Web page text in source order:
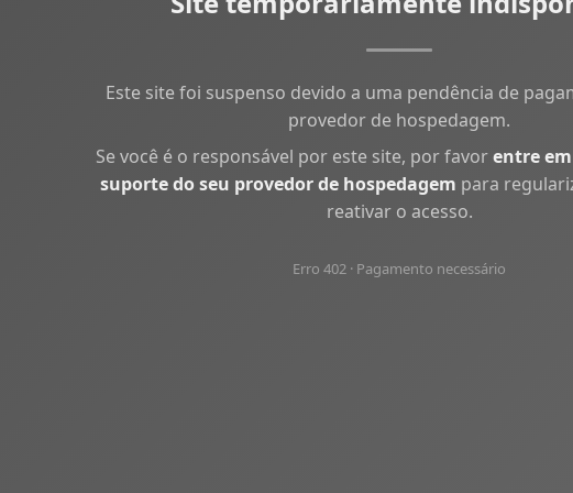
Este site foi suspenso devido a uma pendência de
provedor de hospedagem.
Se você é o responsável por este site, por favorentre
suporte do seu provedor de hospedagem para
reativar o acesso.
Erro 402 · Pagamento necessário